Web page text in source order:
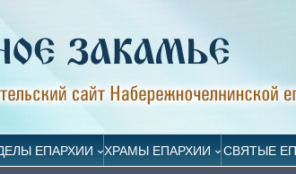
ЕПАРХИИ ХРАМЫ ЕПАРХИИ СВЯТЫЕ